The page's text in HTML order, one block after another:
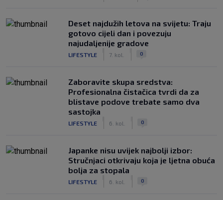
Deset najdužih letova na svijetu: Traju
gotovo cijeli dan i povezuju
najudaljenije gradove
LIFESTYLE 7. kol. 0
Zaboravite skupa sredstva:
Profesionalna čistačica tvrdi da za
blistave podove trebate samo dva
sastojka
LIFESTYLE 6. kol. 0
Japanke nisu uvijek najbolji izbor:
Stručnjaci otkrivaju koja je ljetna obuća
bolja za stopala
LIFESTYLE 6. kol. 0